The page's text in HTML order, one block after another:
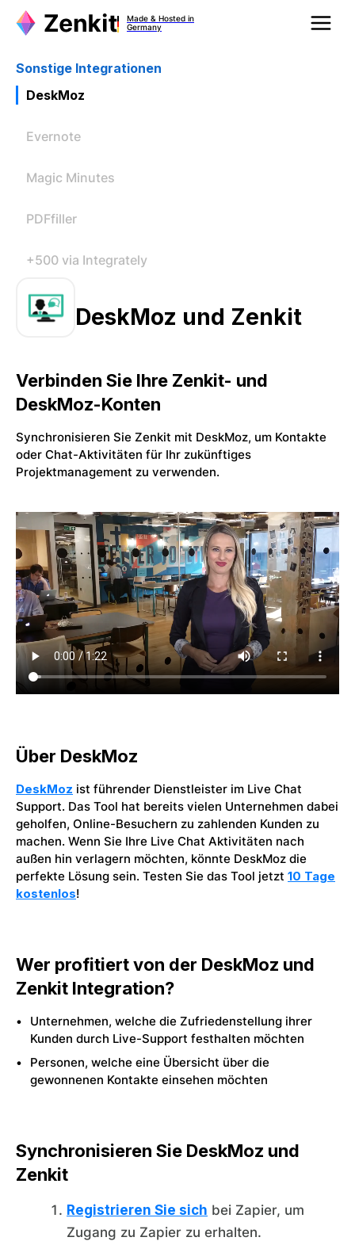
Made & Hosted in
Germany
Sonstige Integrationen
DeskMoz
Evernote
Magic Minutes
PDFfiller
+500 via Integrately
DeskMoz und Zenkit
Verbinden Sie Ihre Zenkit- und
DeskMoz-Konten
Synchronisieren Sie Zenkit mit DeskMoz, um Kontakte
oder Chat-Aktivitäten für Ihr zukünftiges
Projektmanagement zu verwenden.
Über DeskMoz
DeskMoz ist führender Dienstleister im Live Chat
Support. Das Tool hat bereits vielen Unternehmen dabei
geholfen, Online-Besuchern zu zahlenden Kunden zu
machen. Wenn Sie Ihre Live Chat Aktivitäten nach
außen hin verlagern möchten, könnte DeskMoz die
perfekte Lösung sein. Testen Sie das Tool jetzt 10 Tage
kostenlos!
Wer profitiert von der DeskMoz und
Zenkit Integration?
Unternehmen, welche die Zufriedenstellung ihrer
Kunden durch Live-Support festhalten möchten
Personen, welche eine Übersicht über die
gewonnenen Kontakte einsehen möchten
Synchronisieren Sie DeskMoz und
Zenkit
Registrieren Sie sich bei Zapier, um
Zugang zu Zapier zu erhalten.